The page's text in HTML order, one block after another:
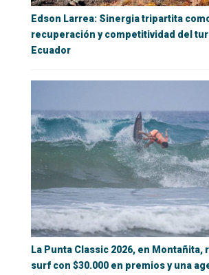
Edson Larrea: Sinergia tripartita
recuperación y competitividad del
Ecuador
La Punta Classic 2026, en Montañita,
surf con $30.000 en premios y una